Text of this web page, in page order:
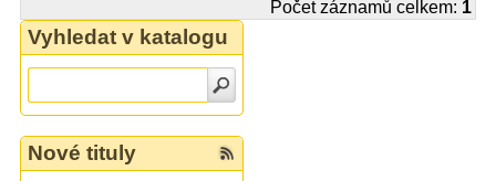
Počet záznamů celkem: 1
Vyhledat v katalogu
Nové tituly